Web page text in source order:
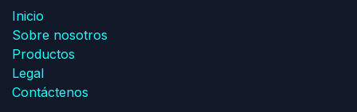
Inicio
Sobre nosotros
Productos
Legal
Contáctenos